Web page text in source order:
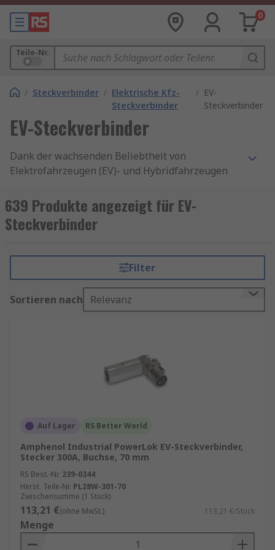
0
Teile-Nr.
/ Steckverbinder / Elektrische Kfz-
Steckverbinder
/ EV-
Steckverbinder
EV-Steckverbinder
Dank der wachsenden Beliebtheit von
Elektrofahrzeugen (EV)- und Hybridfahrzeugen
und Ladekabel für Elektrofahrzeuge so hoch wie
nie zuvor. Ob zum privaten Aufladen oder
kommerzielle Anlagen – im
sich eine Option, die Ihrer Anwendung
entspricht. Wir bieten Produkte von folgenden
marktfürenden Herstellern wie unsere
Eigenmarke RS PRO, Amphenol, Phoenix Contact,
Ladekabeln gibt es?
oder CEE-Steckdose
Modus 2:Ladung ein- bis dreiphasig per
steckerseitig fest codiertem Signal,
Ladekabel werden in der Regel für privates
Laden verwendet, Ladung an einer
Schutzkontakt- oder CEE-Steckdose
Modus 3:
Ladestecksystemen für Elektrofahrzeuge
639 Produkte angezeigt für EV-
Steckverbinder
Filter
Sortieren nach Relevanz
Auf Lager RS Better World
Amphenol Industrial PowerLok EV-Steckverbinder,
Stecker 300A, Buchse, 70 mm
RS Best.-Nr. 239-0344
Herst. Teile-Nr. PL28W-301-70
Zwischensumme (1 Stück)
113,21 €(ohne MwSt.) 113,21 €/Stück
Menge